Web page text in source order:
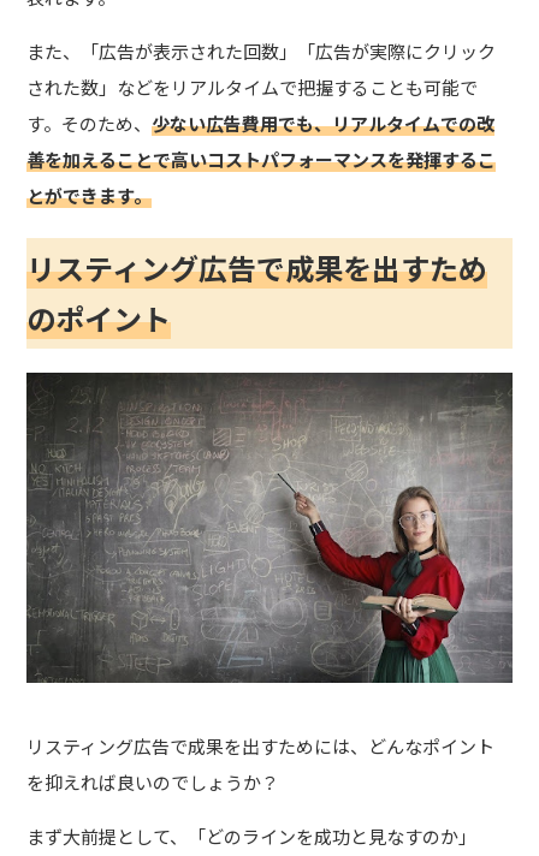
また、「広告が表示された回数」「広告が実際にクリック
された数」などをリアルタイムで把握することも可能で
す。 そのため、少ない広告費用でも、リアルタイムでの改
善を加えることで高いコストパフォーマンスを発揮するこ
とができます。
リスティング広告で成果を出すため
のポイント
リスティング広告で成果を出すためには、どんなポイント
を抑えれば良いのでしょうか？
まず大前提として、「どのラインを成功と見なすのか」